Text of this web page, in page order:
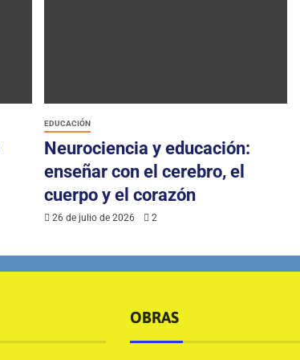
EDUCACIÓN
Neurociencia y educación:
enseñar con el cerebro, el
cuerpo y el corazón
26 de julio de 2026 2
OBRAS